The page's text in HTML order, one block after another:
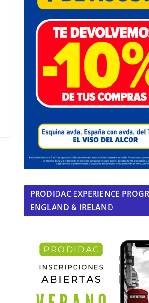
PRODIDAC EXPERIENCE
ENGLAND & IRELAND